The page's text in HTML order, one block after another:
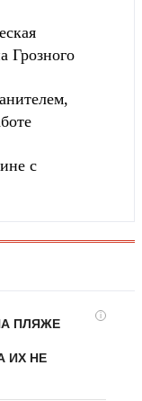
Грозного
с
i
ПЛЯЖЕ
ИХ НЕ